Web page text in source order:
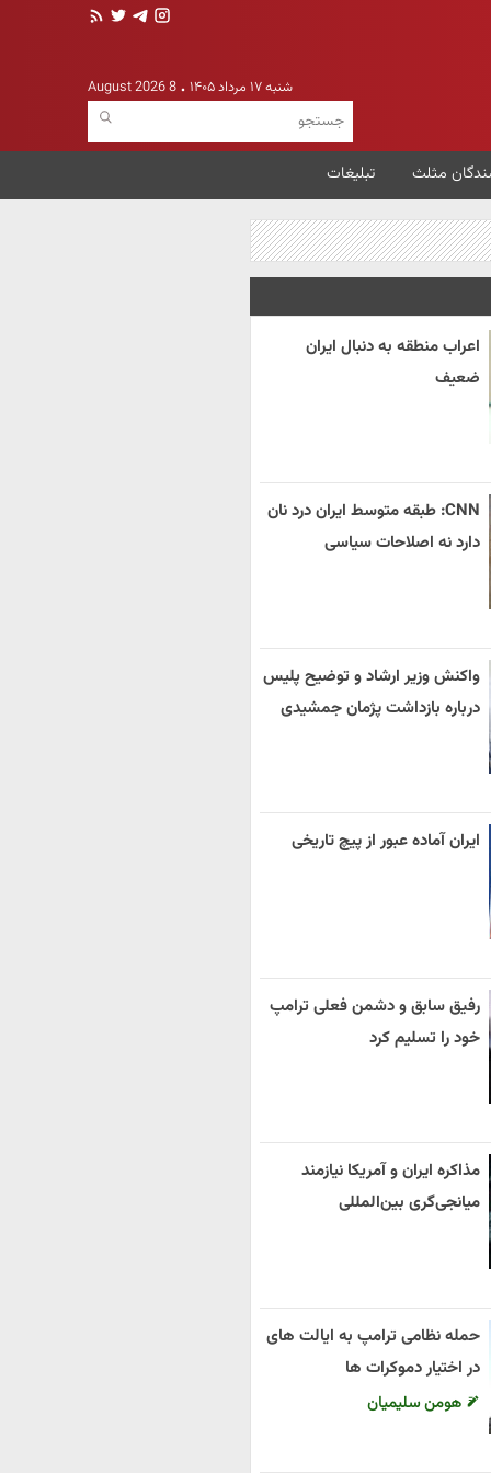
شنبه ۱۷ مرداد ۱۴۰۵ 8 August 2026
مثلث تبلیغات
اعراب منطقه به دنبال ایران
ضعیف
CNN: طبقه متوسط ایران درد نان
دارد نه اصلاحات سیاسی
واکنش وزیر ارشاد و توضیح پلیس
درباره بازداشت پژمان جمشیدی
ایران آماده عبور از پیچ تاریخی
رفیق سابق و دشمن فعلی ترامپ
خود را تسلیم کرد
مذاکره ایران و آمریکا نیازمند
میانجی‌گری بین‌المللی
حمله نظامی ترامپ به ایالت های
در اختیار دموکرات ها
هومن سلیمیان